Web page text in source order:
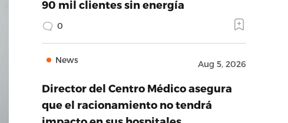
90 mil clientes sin energía
0
News Aug 5, 2026
Director del Centro Médico asegura
que el racionamiento no tendrá